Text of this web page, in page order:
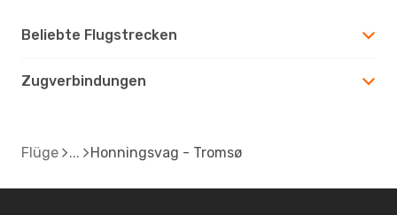
Beliebte Flugstrecken
Zugverbindungen
Flüge Honningsvag - Tromsø